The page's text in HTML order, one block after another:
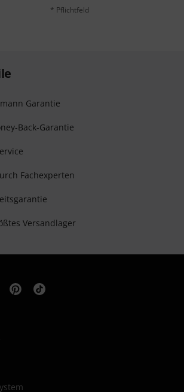
* Pflichtfeld
Garantie
Back-Garantie
Fachexperten
Versandlager